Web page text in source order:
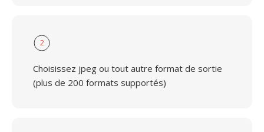
2
Choisissez jpeg ou tout autre format de sortie
(plus de 200 formats supportés)